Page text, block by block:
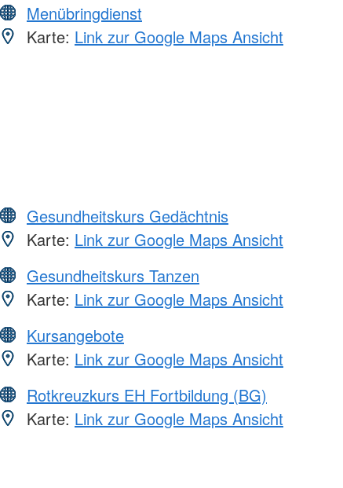
Menübringdienst
Karte: Link zur Google Maps Ansicht
Gesundheitskurs Gedächtnis
Karte: Link zur Google Maps Ansicht
Gesundheitskurs Tanzen
Karte: Link zur Google Maps Ansicht
Kursangebote
Karte: Link zur Google Maps Ansicht
Rotkreuzkurs EH Fortbildung (BG)
Karte: Link zur Google Maps Ansicht